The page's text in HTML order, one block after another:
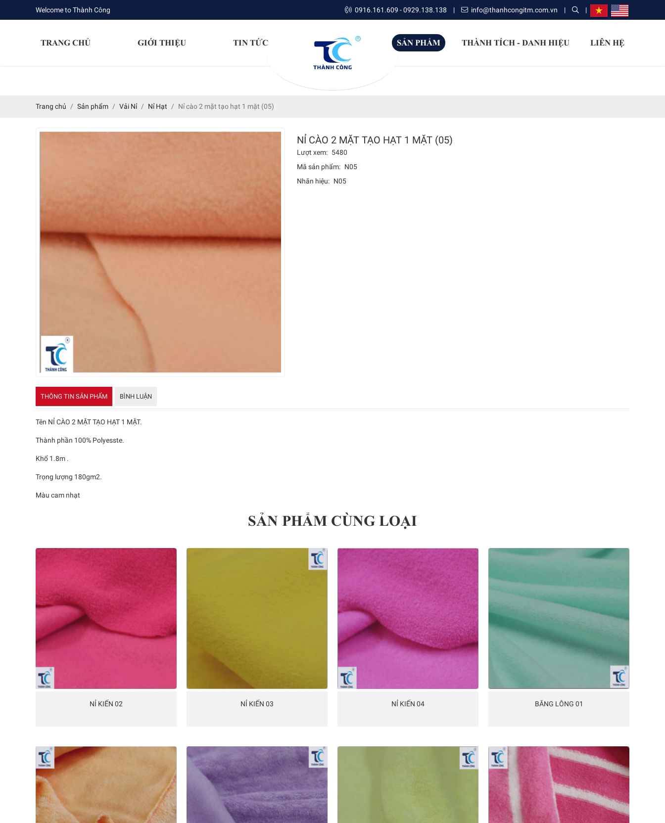
Welcome to Thành Công 0916.161.609 - 0929.138.138 | info@thanhcongitm.com.vn | |
TRANG CHỦ GIỚI THIỆU TIN TỨC SẢN PHẨM THÀNH TÍCH - DANH HIỆU LIÊN HỆ
Trang chủ Sản phẩm Vải Nỉ Nỉ Hạt Nỉ cào 2 mặt tạo hạt 1 mặt (05)
NỈ CÀO 2 MẶT TẠO HẠT 1 MẶT (05)
Lượt xem: 5480
Mã sản phẩm: N05
Nhãn hiệu: N05
THÔNG TIN SẢN PHẨM BÌNH LUẬN
Tên NỈ CÀO 2 MẶT TẠO HẠT 1 MẶT.
Thành phần 100% Polyesste.
Khổ 1.8m .
Trọng lượng 180gm2.
Màu cam nhạt
SẢN PHẨM CÙNG LOẠI
NỈ KIẾN 02 NỈ KIẾN 03 NỈ KIẾN 04 BĂNG LÔNG 01